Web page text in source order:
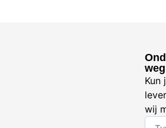
weg
Kun
wij